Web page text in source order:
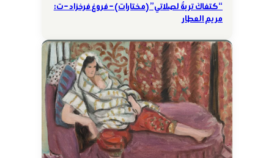
“كتفاكَ تربةٌ لصلاتي” (مختارات) – فروغ فرخزاد – ت:
مريم العطار